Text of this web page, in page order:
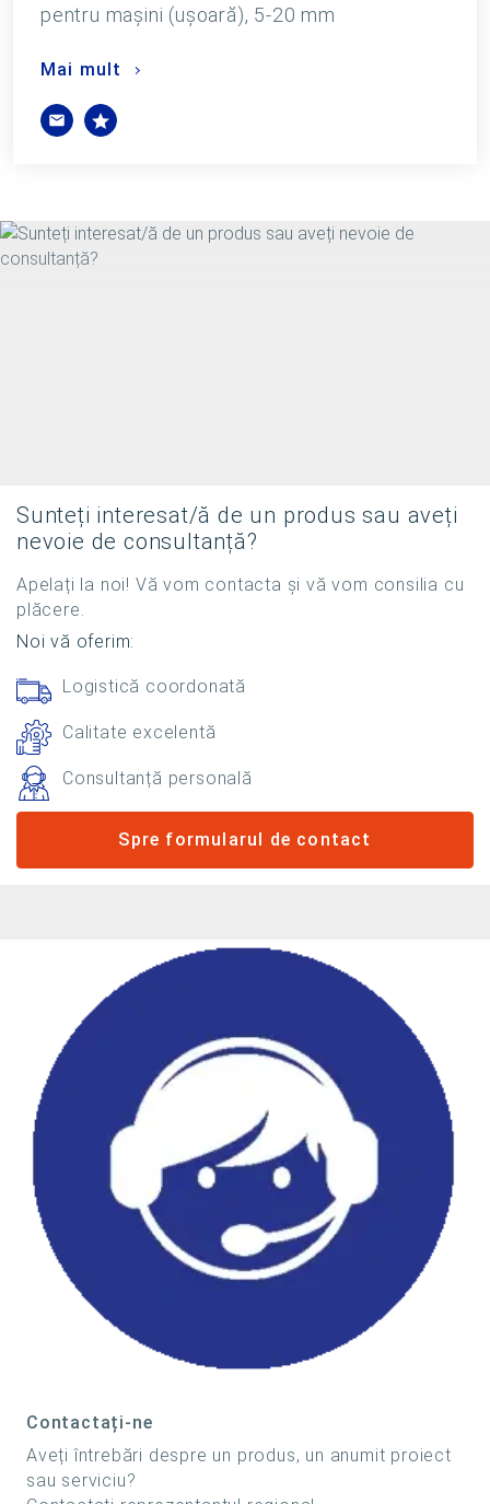
pentru mașini (ușoară), 5-20 mm
Mai mult
Sunteți interesat/ă de un produs sau aveți
nevoie de consultanță?
Apelați la noi! Vă vom contacta și vă vom consilia cu
plăcere.
Noi vă oferim:
Logistică coordonată
Calitate excelentă
Consultanță personală
Spre formularul de contact
Contactați-ne
Aveți întrebări despre un produs, un anumit proiect
sau serviciu?